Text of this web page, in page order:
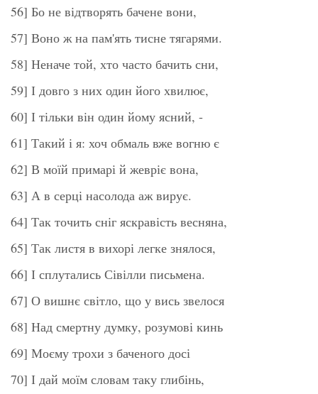
56] Бо не відтворять бачене вони,
57] Воно ж на пам'ять тисне тягарями.
58] Неначе той, хто часто бачить сни,
59] І довго з них один його хвилює,
60] І тільки він один йому ясний, -
61] Такий і я: хоч обмаль вже вогню є
62] В моїй примарі й жевріє вона,
63] А в серці насолода аж вирує.
64] Так точить сніг яскравість весняна,
65] Так листя в вихорі легке знялося,
66] І сплутались Сівілли письмена.
67] О вишнє світло, що у вись звелося
68] Над смертну думку, розумові кинь
69] Моєму трохи з баченого досі
70] І дай моїм словам таку глибінь,